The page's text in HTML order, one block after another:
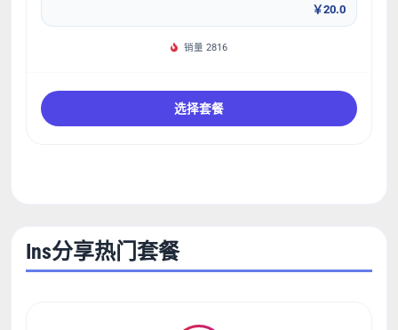
￥20.0
销量 2816
选择套餐
Ins分享热门套餐